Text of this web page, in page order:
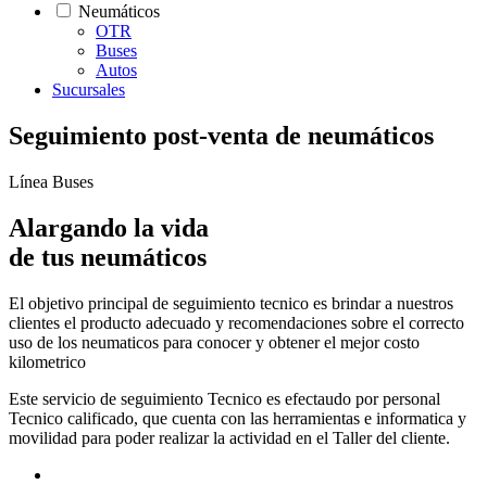
Neumáticos
OTR
Buses
Autos
Sucursales
Seguimiento post-venta de neumáticos
Línea Buses
Alargando la vida
de tus neumáticos
El objetivo principal de seguimiento tecnico es brindar a nuestros
clientes el producto adecuado y recomendaciones sobre el correcto
uso de los neumaticos para conocer y obtener el mejor costo
kilometrico
Este servicio de seguimiento Tecnico es efectaudo por personal
Tecnico calificado, que cuenta con las herramientas e informatica y
movilidad para poder realizar la actividad en el Taller del cliente.